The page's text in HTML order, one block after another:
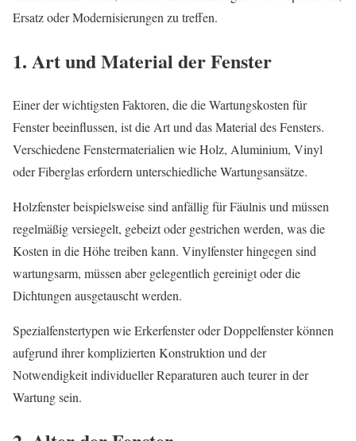
Ersatz oder Modernisierungen zu treffen.
1. Art und Material der Fenster
Einer der wichtigsten Faktoren, die die Wartungskosten für
Fenster beeinflussen, ist die Art und das Material des Fensters.
Verschiedene Fenstermaterialien wie Holz, Aluminium, Vinyl
oder Fiberglas erfordern unterschiedliche Wartungsansätze.
Holzfenster beispielsweise sind anfällig für Fäulnis und müssen
regelmäßig versiegelt, gebeizt oder gestrichen werden, was die
Kosten in die Höhe treiben kann. Vinylfenster hingegen sind
wartungsarm, müssen aber gelegentlich gereinigt oder die
Dichtungen ausgetauscht werden.
Spezialfenstertypen wie Erkerfenster oder Doppelfenster können
aufgrund ihrer komplizierten Konstruktion und der
Notwendigkeit individueller Reparaturen auch teurer in der
Wartung sein.